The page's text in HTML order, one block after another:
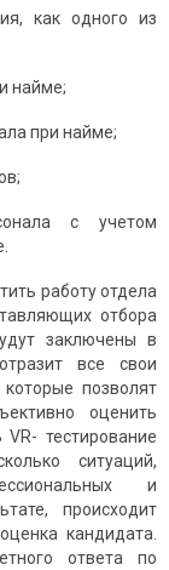
как одного из
найме;
при найме;
с учетом
работу отдела
отбора
заключены в
все свои
позволят
оценить
тестирование
ситуаций,
и
происходит
кандидата.
ответа по